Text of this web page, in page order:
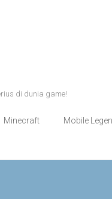
di dunia game!
Minecraft Mobile